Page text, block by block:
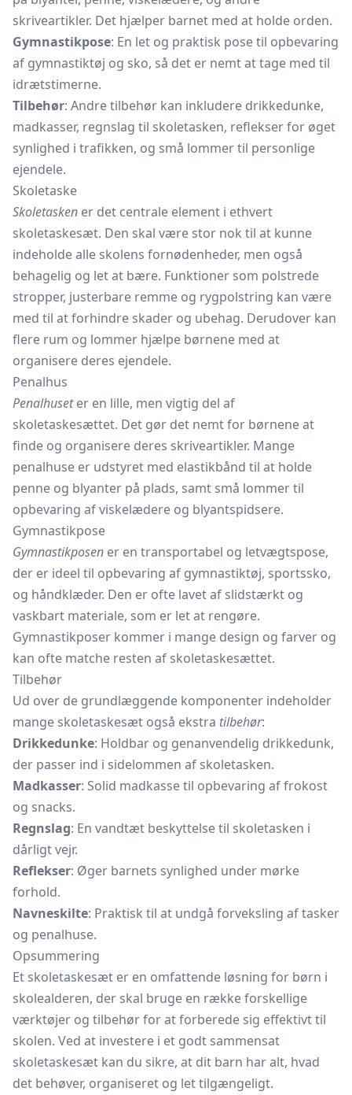
skriveartikler. Det hjælper barnet med at holde orden.
Gymnastikpose: En let og praktisk pose til opbevaring
af gymnastiktøj og sko, så det er nemt at tage med til
idrætstimerne.
Tilbehør: Andre tilbehør kan inkludere drikkedunke,
madkasser, regnslag til skoletasken, reflekser for øget
synlighed i trafikken, og små lommer til personlige
ejendele.
Skoletaske
Skoletasken er det centrale element i ethvert
skoletaskesæt. Den skal være stor nok til at kunne
indeholde alle skolens fornødenheder, men også
behagelig og let at bære. Funktioner som polstrede
stropper, justerbare remme og rygpolstring kan være
med til at forhindre skader og ubehag. Derudover kan
flere rum og lommer hjælpe børnene med at
organisere deres ejendele.
Penalhus
Penalhuseter en lille, men vigtig del af
skoletaskesættet. Det gør det nemt for børnene at
finde og organisere deres skriveartikler. Mange
penalhuse er udstyret med elastikbånd til at holde
penne og blyanter på plads, samt små lommer til
opbevaring af viskelædere og blyantspidsere.
Gymnastikpose
Gymnastikposen er en transportabel og letvægtspose,
der er ideel til opbevaring af gymnastiktøj, sportssko,
og håndklæder. Den er ofte lavet af slidstærkt og
vaskbart materiale, som er let at rengøre.
Gymnastikposer kommer i mange design og farver og
kan ofte matche resten af skoletaskesættet.
Tilbehør
Ud over de grundlæggende komponenter indeholder
mange skoletaskesæt også ekstra tilbehør:
Drikkedunke: Holdbar og genanvendelig drikkedunk,
der passer ind i sidelommen af skoletasken.
Madkasser: Solid madkasse til opbevaring af frokost
og snacks.
Regnslag: En vandtæt beskyttelse til skoletasken i
dårligt vejr.
Reflekser: Øger barnets synlighed under mørke
forhold.
Navneskilte: Praktisk til at undgå forveksling af tasker
og penalhuse.
Opsummering
Et skoletaskesæt er en omfattende løsning for børn i
skolealderen, der skal bruge en række forskellige
værktøjer og tilbehør for at forberede sig effektivt til
skolen. Ved at investere i et godt sammensat
skoletaskesæt kan du sikre, at dit barn har alt, hvad
det behøver, organiseret og let tilgængeligt.